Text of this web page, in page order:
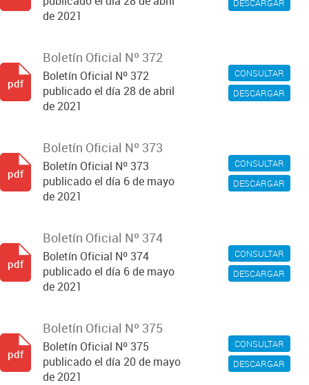
de 2021
CONSULTAR
DESCARGAR
Boletín Oficial Nº 372
Boletín Oficial Nº 372
publicado el día 28 de abril
de 2021
pdf
CONSULTAR
DESCARGAR
Boletín Oficial Nº 373
Boletín Oficial Nº 373
publicado el día 6 de mayo
de 2021
pdf
CONSULTAR
DESCARGAR
Boletín Oficial Nº 374
Boletín Oficial Nº 374
publicado el día 6 de mayo
de 2021
pdf
CONSULTAR
DESCARGAR
Boletín Oficial Nº 375
Boletín Oficial Nº 375
publicado el día 20 de mayo
de 2021
pdf